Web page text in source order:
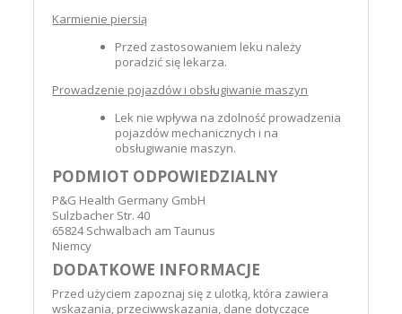
Karmienie piersią
Przed zastosowaniem leku należy
poradzić się lekarza.
Prowadzenie pojazdów i obsługiwanie maszyn
Lek nie wpływa na zdolność prowadzenia
pojazdów mechanicznych i na
obsługiwanie maszyn.
PODMIOT ODPOWIEDZIALNY
P&G Health Germany GmbH
Sulzbacher Str. 40
65824 Schwalbach am Taunus
Niemcy
DODATKOWE INFORMACJE
Przed użyciem zapoznaj się z ulotką, która zawiera
wskazania, przeciwwskazania, dane dotyczące